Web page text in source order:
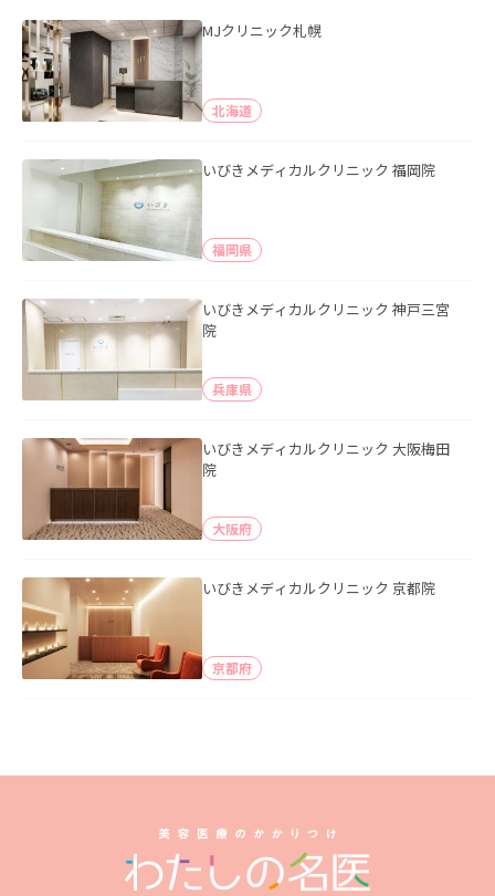
MJクリニック札幌
北海道
いびきメディカルクリニック 福岡院
福岡県
いびきメディカルクリニック 神戸三宮
院
兵庫県
いびきメディカルクリニック 大阪梅田
院
大阪府
いびきメディカルクリニック 京都院
京都府